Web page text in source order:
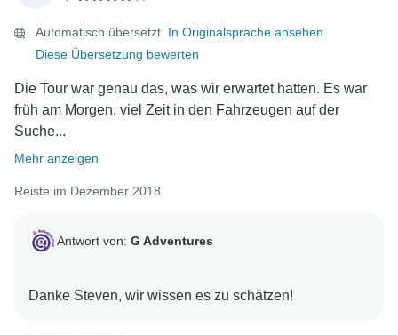
Automatisch übersetzt. In Originalsprache ansehen
Diese Übersetzung bewerten
Die Tour war genau das, was wir erwartet hatten. Es war
früh am Morgen, viel Zeit in den Fahrzeugen auf der
Suche...
Mehr anzeigen
Reiste im Dezember 2018
Antwort von: G Adventures